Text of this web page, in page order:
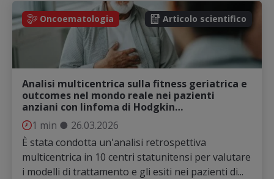
Oncoematologia Articolo scientifico
Analisi multicentrica sulla fitness geriatrica e
outcomes nel mondo reale nei pazienti
anziani con linfoma di Hodgkin…
1 min ● 26.03.2026
È stata condotta un'analisi retrospettiva
multicentrica in 10 centri statunitensi per valutare
i modelli di trattamento e gli esiti nei pazienti di...